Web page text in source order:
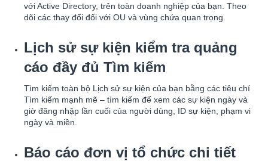
với Active Directory, trên toàn doanh nghiệp của bạn. Theo
dõi các thay đổi đối với OU và vùng chứa quan trọng.
Lịch sử sự kiện kiểm tra quảng
cáo đầy đủ Tìm kiếm
Tìm kiếm toàn bộ Lịch sử sự kiện của bạn bằng các tiêu chí
Tìm kiếm mạnh mẽ – tìm kiếm để xem các sự kiện ngày và
giờ đăng nhập lần cuối của người dùng, ID sự kiện, phạm vi
ngày và miền.
Báo cáo đơn vị tổ chức chi tiết